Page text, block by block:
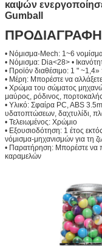
καψών
Gumball
ΠΡΟΔΙΑΓΡΑΦΗ
• Νόμισμα-Mech: 1~6
• Νόμισμα: Dia<28> •
• Προϊόν διαθέσιμο: 1 "
• Μέρη: Μπορέστε να
• Χρώμα του σώματος
μαύρος, ρόδινος,
• Υλικό: Σφαίρα PC, ABS
υδατοπτώσεων, δαχτυλίδι,
• Τελειωμένος: Χρώμιο
• Εξουσιοδότηση: 1 έτος
νόμισμα-μηχανισμών για τη
• Παρατήρηση: Μπορέστε να
καραμελών